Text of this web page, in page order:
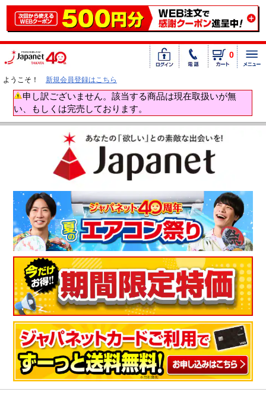
0
ようこそ！ 新規会員登録はこちら
申し訳ございません。該当する商品は現在取扱いが無
い、もしくは完売しております。